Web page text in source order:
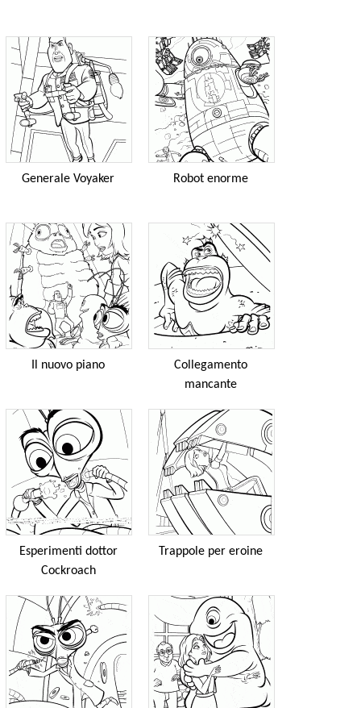
Generale Voyaker Robot enorme
Il nuovo piano
Collegamento
mancante
Esperimenti dottor
Cockroach
Trappole per eroine